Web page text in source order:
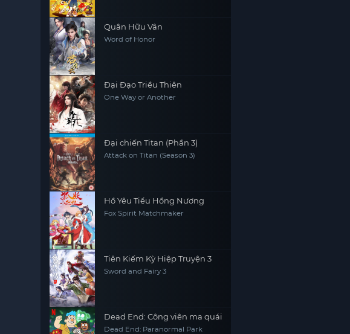
Quân Hữu Vân
Word of Honor
Đại Đạo Triều Thiên
One Way or Another
Đại chiến Titan (Phần 3)
Attack on Titan (Season 3)
Hồ Yêu Tiểu Hồng Nương
Fox Spirit Matchmaker
Tiên Kiếm Kỳ Hiệp Truyện 3
Sword and Fairy 3
Dead End: Công viên ma quái
Dead End: Paranormal Park